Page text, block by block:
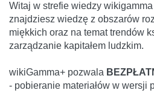
Witaj w strefie wiedzy
znajdziesz wiedzę z obszarów
miękkich oraz na temat trendów
zarządzanie kapitałem ludzkim.
wikiGamma+ pozwala
- pobieranie materiałów w wersji